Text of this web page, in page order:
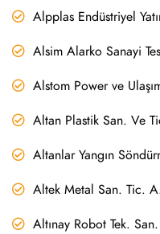
Alpplas Endüstriyel
Alsim Alarko Sanayi
Alstom Power ve
Altan Plastik San. Ve
Altanlar Yangın
Altek Metal San. Tic.
Altınay Robot Tek.